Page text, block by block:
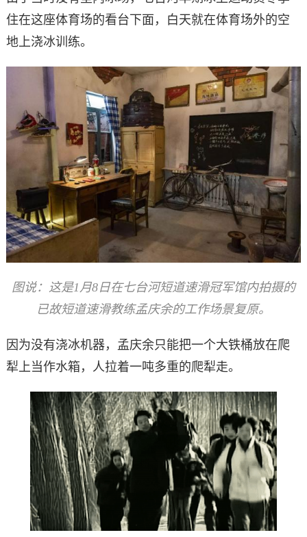
住在这座体育场的看台下面，白天就在体育场外的空
地上浇冰训练。
图说：这是1月8日在七台河短道速滑冠军馆内拍摄的
已故短道速滑教练孟庆余的工作场景复原。
因为没有浇冰机器，孟庆余只能把一个大铁桶放在爬
犁上当作水箱，人拉着一吨多重的爬犁走。